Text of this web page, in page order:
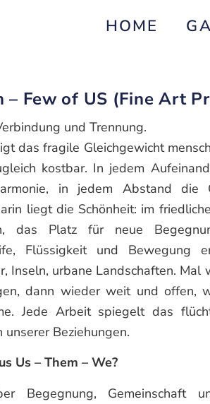
HOME
– Few of US (Fine Art
und Trennung.
das fragile Gleichgewicht
kostbar. In jedem
in jedem Abstand die
liegt die Schönheit: im
das Platz für neue
Flüssigkeit und Bewegung
Inseln, urbane Landschaften. Mal
dann wieder weit und offen,
Jede Arbeit spiegelt das
Beziehungen.
Us – Them – We?
Begegnung, Gemeinschaft